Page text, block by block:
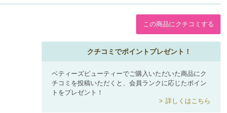
この商品にクチコミする
クチコミでポイントプレゼント！
ベティーズビューティーでご購入いただいた商品にク
チコミを投稿いただくと、会員ランクに応じたポイン
トをプレゼント！
詳しくはこちら